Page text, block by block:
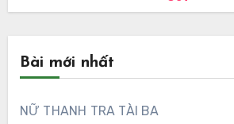
Bài mới nhất
NỮ THANH TRA TÀI BA